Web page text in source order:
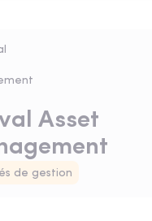
Asset
de gestion